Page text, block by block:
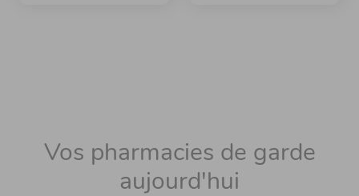
Vos pharmacies de garde
aujourd'hui